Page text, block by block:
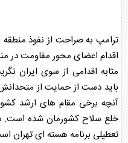
ترامپ به صراحت از نفوذ
اقدام اعضای محور مقاومت در
مثابه اقدامی از سوی ایران
باید دست از حمایت از
آنچه برخی مقام های ارشد
خلع سلاح کشورمان شده است.
تعطیلی برنامه هسته ای تهران